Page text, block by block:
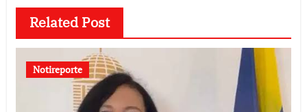
Related Post
Notireporte